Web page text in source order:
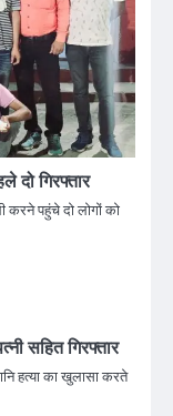
दो गिरफ्तार
करने पहुंचे दो लोगों को
सहित गिरफ्तार
हत्या का खुलासा करते